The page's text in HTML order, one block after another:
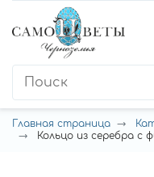
Главная страница
Кольцо из серебра с